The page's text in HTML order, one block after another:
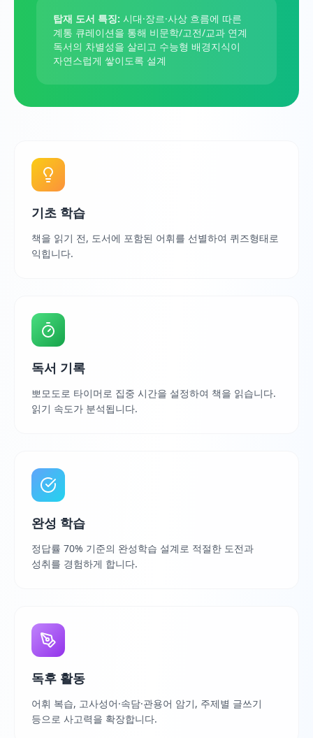
탑재 도서 특징: 시대·장르·사상 흐름에 따른
계통 큐레이션을 통해 비문학/고전/교과 연계
독서의 차별성을 살리고 수능형 배경지식이
자연스럽게 쌓이도록 설계
기초 학습
책을 읽기 전, 도서에 포함된 어휘를 선별하여 퀴즈형태로
익힙니다.
독서 기록
뽀모도로 타이머로 집중 시간을 설정하여 책을 읽습니다.
읽기 속도가 분석됩니다.
완성 학습
정답률 70% 기준의 완성학습 설계로 적절한 도전과
성취를 경험하게 합니다.
독후 활동
어휘 복습, 고사성어·속담·관용어 암기, 주제별 글쓰기
등으로 사고력을 확장합니다.